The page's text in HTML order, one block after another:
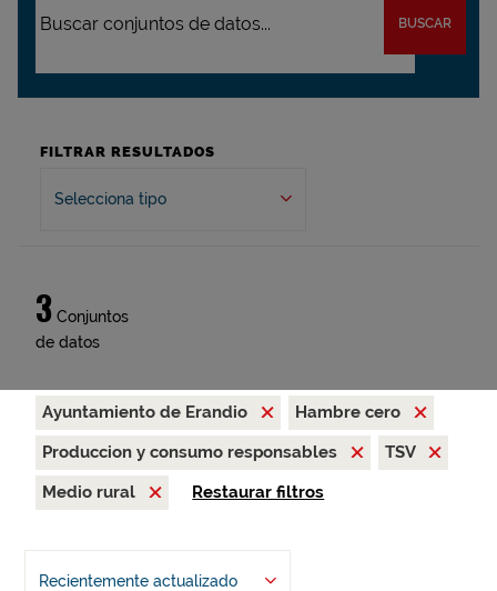
BUSCAR
FILTRAR RESULTADOS
Selecciona tipo
3 Conjuntos
de datos
Ayuntamiento de Erandio
Hambre cero
Produccion y consumo responsables
TSV
Medio rural
Restaurar filtros
Recientemente actualizado